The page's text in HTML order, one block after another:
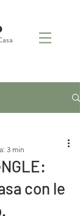
con le
3 min